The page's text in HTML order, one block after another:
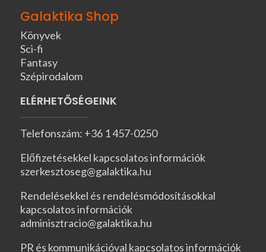
Galaktika Shop
Könyvek
Sci-fi
Fantasy
Szépirodalom
ELÉRHETŐSÉGEINK
Telefonszám: +36 1 457-0250
Előfizetésekkel kapcsolatos információk
szerkesztoseg@galaktika.hu
Rendelésekkel és rendelésmódosításokkal
kapcsolatos információk
adminisztracio@galaktika.hu
PR és kommunikációval kapcsolatos információk